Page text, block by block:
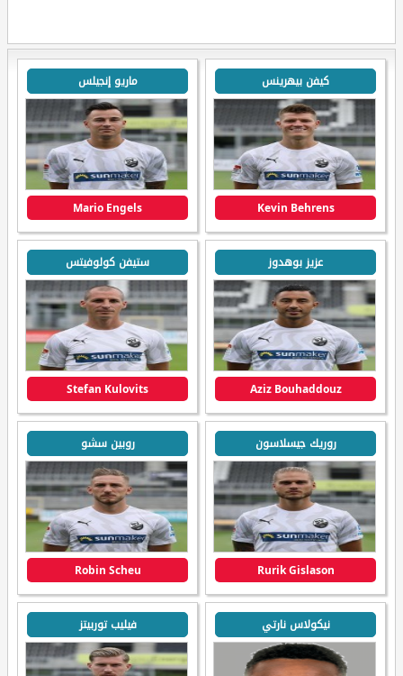
كيفن بيهرينس
Kevin Behrens
ماريو إنجيلس
Mario Engels
عزيز بوهدوز
Aziz Bouhaddouz
ستيفن كولوفيتس
Stefan Kulovits
روريك جيسلاسون
Rurik Gislason
روبين سشو
Robin Scheu
نيكولاس نارتي فيليب توربيتز